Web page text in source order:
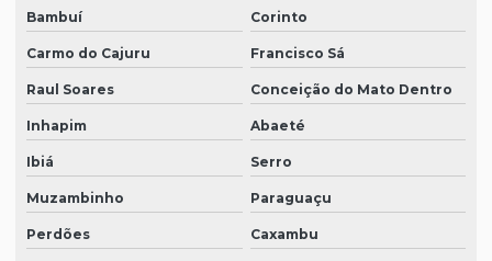
Bambuí Corinto
Carmo do Cajuru Francisco Sá
Raul Soares Conceição do Mato Dentro
Inhapim Abaeté
Ibiá Serro
Muzambinho Paraguaçu
Perdões Caxambu